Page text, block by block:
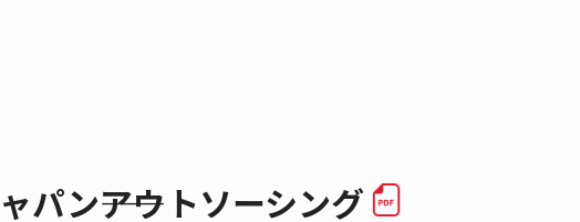
パン――アウトソーシング